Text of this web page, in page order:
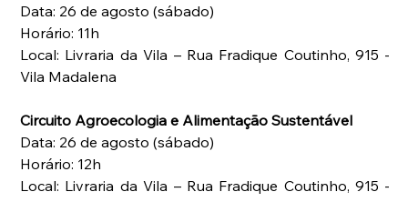
Data: 26 de agosto (sábado)
Horário: 11h
Local: Livraria da Vila – Rua Fradique Coutinho, 915 -
Vila Madalena
Circuito Agroecologia e Alimentação Sustentável
Data: 26 de agosto (sábado)
Horário: 12h
Local: Livraria da Vila – Rua Fradique Coutinho, 915 -